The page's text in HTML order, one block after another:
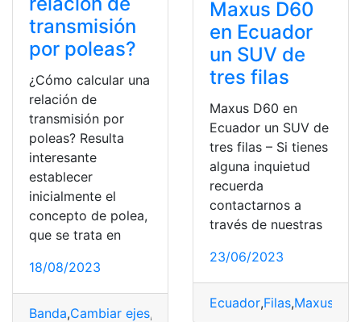
transmisión
por poleas?
¿Cómo calcular una
relación de
transmisión por
poleas? Resulta
interesante
establecer
inicialmente el
concepto de polea,
que se trata en
18/08/2023
Banda,Cambiar ejes, Ejes,Generalidades,
Maxus D60
en Ecuador
un SUV de
tres filas
Maxus D60 en
Ecuador un SUV de
tres filas – Si tienes
alguna inquietud
recuerda
contactarnos a
través de nuestras
23/06/2023
Ecuador,Filas,Maxus